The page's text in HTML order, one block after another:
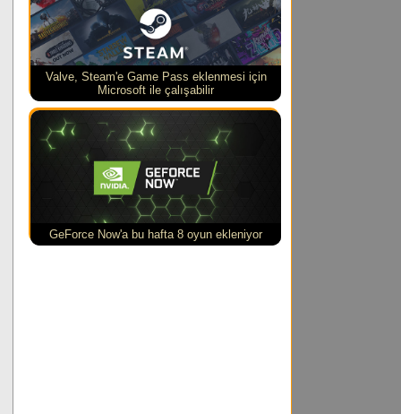
Valve, Steam'e Game Pass eklenmesi için
Microsoft ile çalışabilir
GeForce Now'a bu hafta 8 oyun ekleniyor